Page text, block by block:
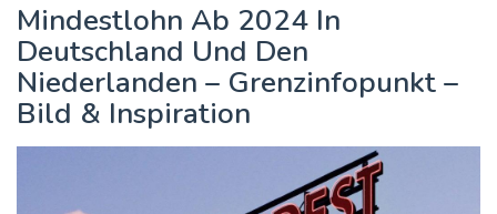
Mindestlohn Ab 2024 In
Deutschland Und Den
Niederlanden – Grenzinfopunkt –
Bild & Inspiration